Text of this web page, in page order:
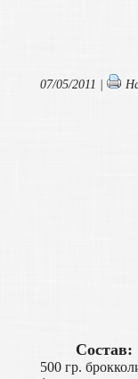
07/05/2011 |
Состав:
500 гр.